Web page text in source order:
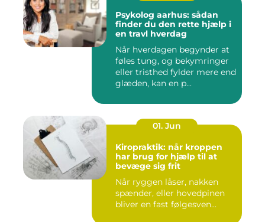
Psykolog aarhus: sådan
finder du den rette hjælp i
en travl hverdag
Når hverdagen begynder at
føles tung, og bekymringer
eller tristhed fylder mere end
glæden, kan en p...
01. Jun
Kiropraktik: når kroppen
har brug for hjælp til at
bevæge sig frit
Når ryggen låser, nakken
spænder, eller hovedpinen
bliver en fast følgesven...